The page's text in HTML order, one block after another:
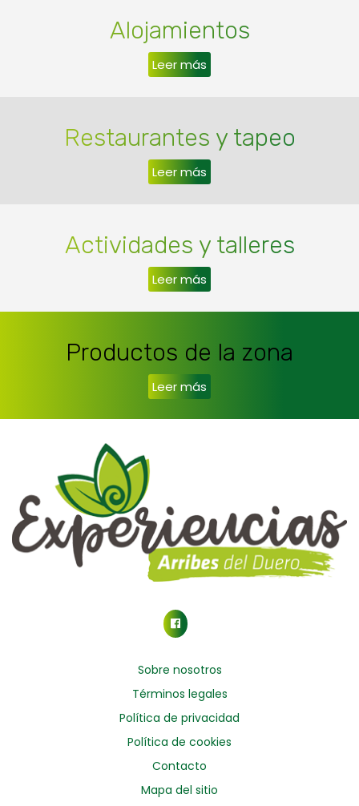
Alojamientos
Leer más
Restaurantes y tapeo
Leer más
Actividades y talleres
Leer más
Productos de la zona
Leer más
Sobre nosotros
Términos legales
Política de privacidad
Política de cookies
Contacto
Mapa del sitio